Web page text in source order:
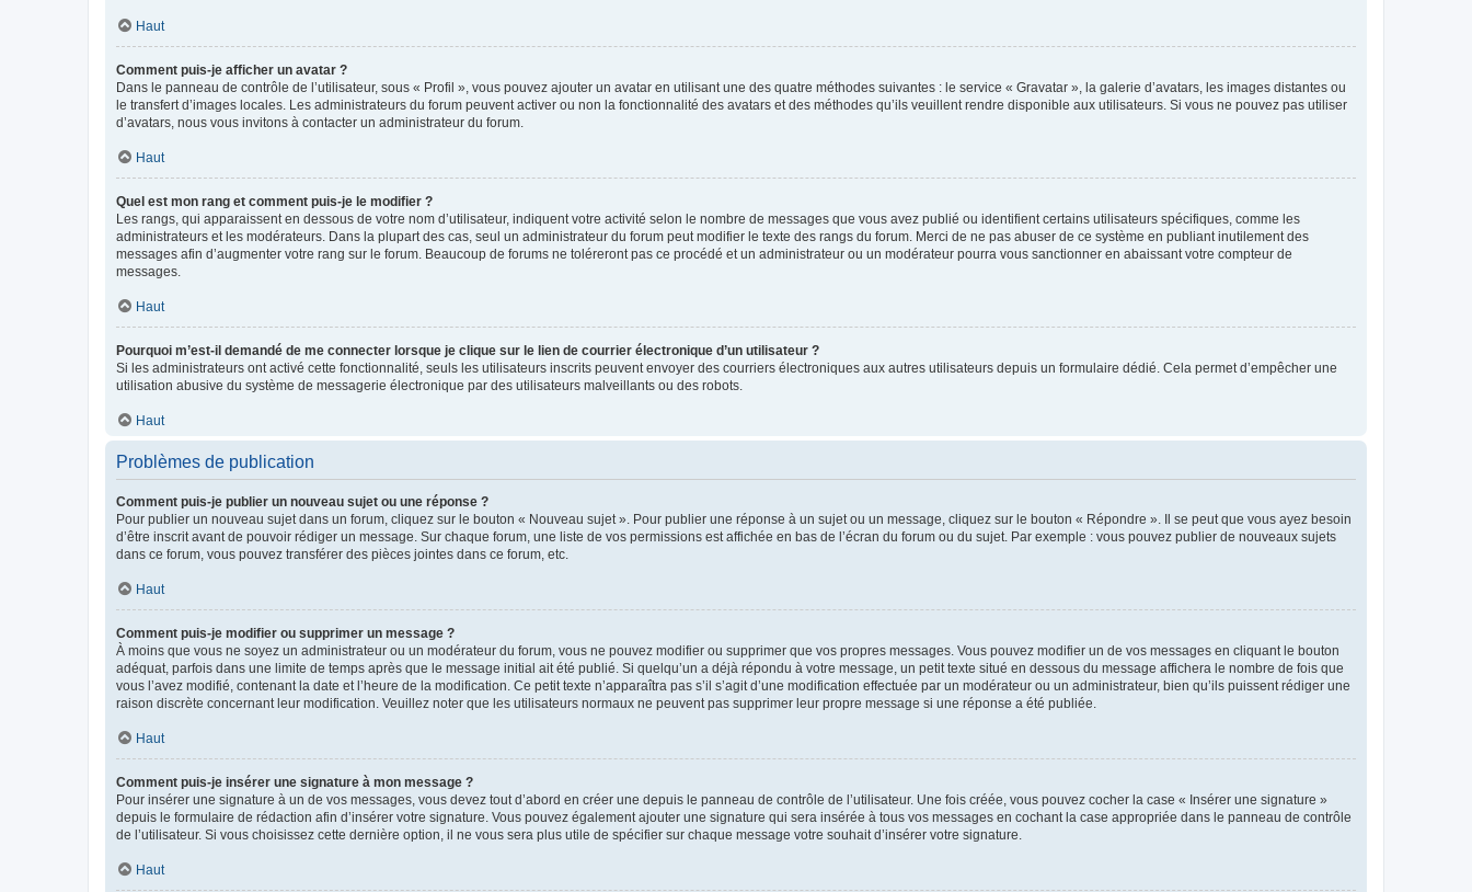
Haut
Comment puis-je afficher un avatar ?
Dans le panneau de contrôle de l’utilisateur, sous « Profil », vous pouvez ajouter un avatar en utilisant une des quatre méthodes suivantes : le service « Gravatar », la galerie d’avatars, les images distantes ou
le transfert d’images locales. Les administrateurs du forum peuvent activer ou non la fonctionnalité des avatars et des méthodes qu’ils veuillent rendre disponible aux utilisateurs. Si vous ne pouvez pas utiliser
d’avatars, nous vous invitons à contacter un administrateur du forum.
Haut
Quel est mon rang et comment puis-je le modifier ?
Les rangs, qui apparaissent en dessous de votre nom d’utilisateur, indiquent votre activité selon le nombre de messages que vous avez publié ou identifient certains utilisateurs spécifiques, comme les
administrateurs et les modérateurs. Dans la plupart des cas, seul un administrateur du forum peut modifier le texte des rangs du forum. Merci de ne pas abuser de ce système en publiant inutilement des
messages afin d’augmenter votre rang sur le forum. Beaucoup de forums ne toléreront pas ce procédé et un administrateur ou un modérateur pourra vous sanctionner en abaissant votre compteur de
messages.
Haut
Pourquoi m’est-il demandé de me connecter lorsque je clique sur le lien de courrier électronique d’un utilisateur ?
Si les administrateurs ont activé cette fonctionnalité, seuls les utilisateurs inscrits peuvent envoyer des courriers électroniques aux autres utilisateurs depuis un formulaire dédié. Cela permet d’empêcher une
utilisation abusive du système de messagerie électronique par des utilisateurs malveillants ou des robots.
Haut
Problèmes de publication
Comment puis-je publier un nouveau sujet ou une réponse ?
Pour publier un nouveau sujet dans un forum, cliquez sur le bouton « Nouveau sujet ». Pour publier une réponse à un sujet ou un message, cliquez sur le bouton « Répondre ». Il se peut que vous ayez besoin
d’être inscrit avant de pouvoir rédiger un message. Sur chaque forum, une liste de vos permissions est affichée en bas de l’écran du forum ou du sujet. Par exemple : vous pouvez publier de nouveaux sujets
dans ce forum, vous pouvez transférer des pièces jointes dans ce forum, etc.
Haut
Comment puis-je modifier ou supprimer un message ?
À moins que vous ne soyez un administrateur ou un modérateur du forum, vous ne pouvez modifier ou supprimer que vos propres messages. Vous pouvez modifier un de vos messages en cliquant le bouton
adéquat, parfois dans une limite de temps après que le message initial ait été publié. Si quelqu’un a déjà répondu à votre message, un petit texte situé en dessous du message affichera le nombre de fois que
vous l’avez modifié, contenant la date et l’heure de la modification. Ce petit texte n’apparaîtra pas s’il s’agit d’une modification effectuée par un modérateur ou un administrateur, bien qu’ils puissent rédiger une
raison discrète concernant leur modification. Veuillez noter que les utilisateurs normaux ne peuvent pas supprimer leur propre message si une réponse a été publiée.
Haut
Comment puis-je insérer une signature à mon message ?
Pour insérer une signature à un de vos messages, vous devez tout d’abord en créer une depuis le panneau de contrôle de l’utilisateur. Une fois créée, vous pouvez cocher la case « Insérer une signature »
depuis le formulaire de rédaction afin d’insérer votre signature. Vous pouvez également ajouter une signature qui sera insérée à tous vos messages en cochant la case appropriée dans le panneau de contrôle
de l’utilisateur. Si vous choisissez cette dernière option, il ne vous sera plus utile de spécifier sur chaque message votre souhait d’insérer votre signature.
Haut